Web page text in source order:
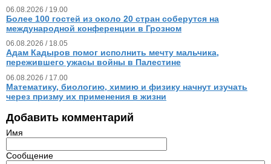
06.08.2026 / 19.00
Более 100 гостей из около 20 стран соберутся на
международной конференции в Грозном
06.08.2026 / 18.05
Адам Кадыров помог исполнить мечту мальчика,
пережившего ужасы войны в Палестине
06.08.2026 / 17.00
Математику, биологию, химию и физику начнут изучать
через призму их применения в жизни
Добавить комментарий
Имя
Сообщение